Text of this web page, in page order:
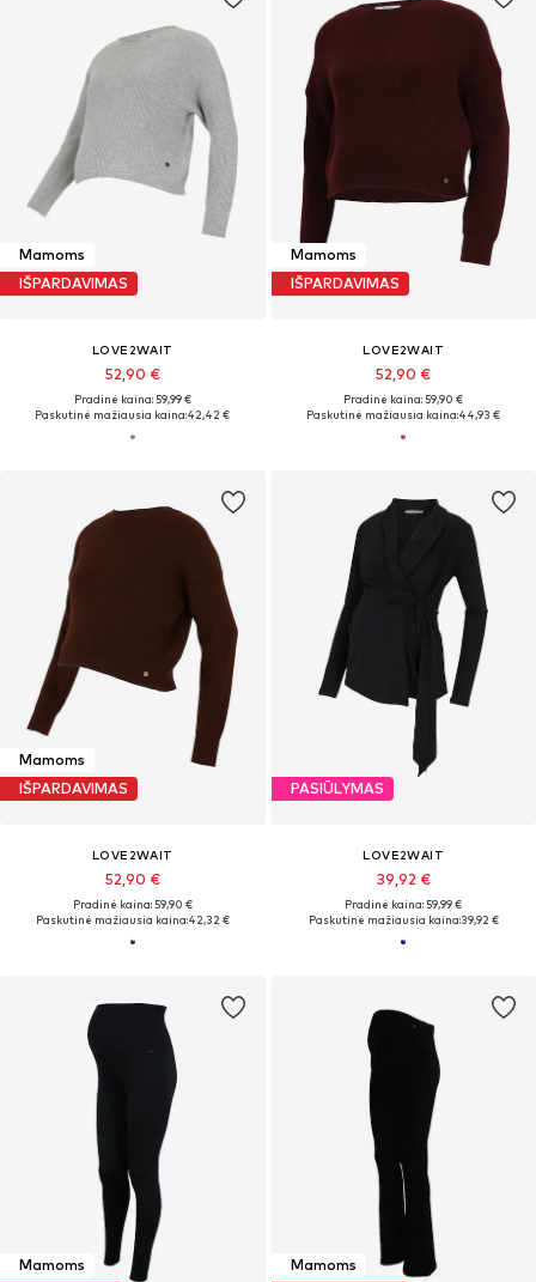
Mamoms
IŠPARDAVIMAS
LOVE2WAIT
52,90 €
Pradinė kaina: 59,99 €
Paskutinė mažiausia kaina:42,42 €
Mamoms
IŠPARDAVIMAS
LOVE2WAIT
52,90 €
Pradinė kaina: 59,90 €
Paskutinė mažiausia kaina:44,93 €
Mamoms
IŠPARDAVIMAS
LOVE2WAIT
52,90 €
Pradinė kaina: 59,90 €
Paskutinė mažiausia kaina:42,32 €
PASIŪLYMAS
LOVE2WAIT
39,92 €
Pradinė kaina: 59,99 €
Paskutinė mažiausia kaina:39,92 €
Mamoms
Mamoms